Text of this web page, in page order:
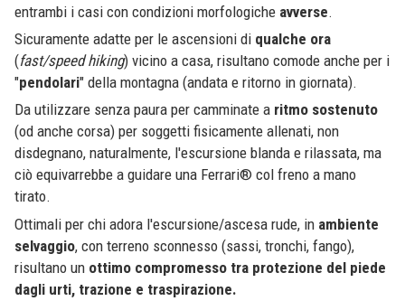
entrambi i casi con condizioni morfologiche avverse.
Sicuramente adatte per le ascensioni di qualche ora
(fast/speed hiking) vicino a casa, risultano comode anche per i
"pendolari" della montagna (andata e ritorno in giornata).
Da utilizzare senza paura per camminate a ritmo sostenuto
(od anche corsa) per soggetti fisicamente allenati, non
disdegnano, naturalmente, l'escursione blanda e rilassata, ma
ciò equivarrebbe a guidare una Ferrari® col freno a mano
tirato.
Ottimali per chi adora l'escursione/ascesa rude, in ambiente
selvaggio, con terreno sconnesso (sassi, tronchi, fango),
risultano un ottimo compromesso tra protezione del piede
dagli urti, trazione e traspirazione.